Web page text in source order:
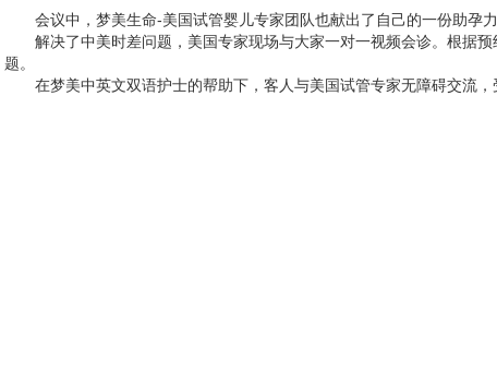
会议中，梦美生命-美国试管婴儿专家团队也献出了自己的一份助孕力
解决了中美时差问题，美国专家现场与大家一对一视频会诊。根据
题。
在梦美中英文双语护士的帮助下，客人与美国试管专家无障碍交流，